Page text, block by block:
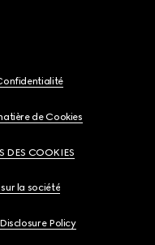
de Cookies
DES COOKIES
la société
Policy